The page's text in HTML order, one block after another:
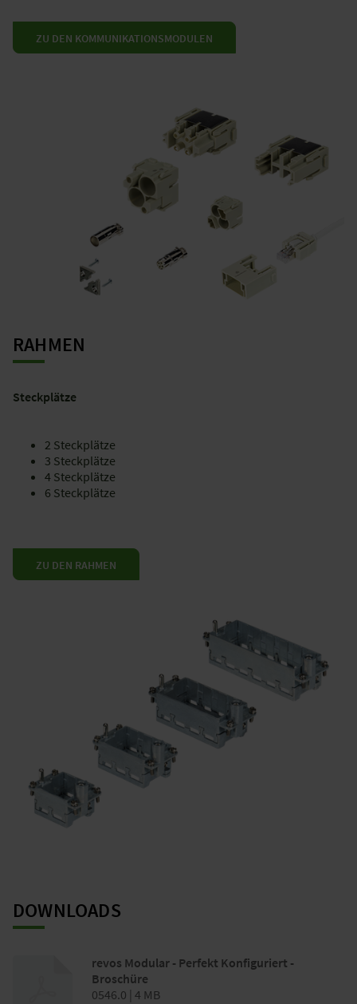
ZU DEN KOMMUNIKATIONSMODULEN
RAHMEN
Steckplätze
2 Steckplätze
3 Steckplätze
4 Steckplätze
6 Steckplätze
ZU DEN RAHMEN
DOWNLOADS
revos Modular - Perfekt Konfiguriert -
Broschüre
0546.0 | 4 MB